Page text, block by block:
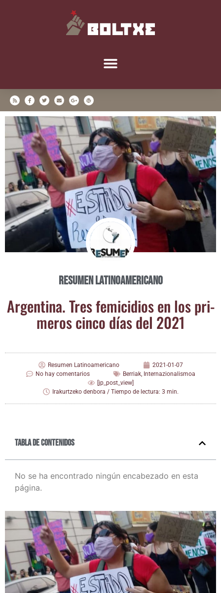
Resumen Latinoamericano
Argen­ti­na. Tres femi­ci­dios en los pri­
me­ros cin­co días del 2021
Resumen Latinoamericano
2021-01-07
No hay comentarios
Berriak, Internazionalismoa
[jp_post_view]
Irakurtzeko denbora / Tiempo de lectura: 3 min.
Tabla de contenidos
No se ha encontrado ningún encabezado en esta
página.